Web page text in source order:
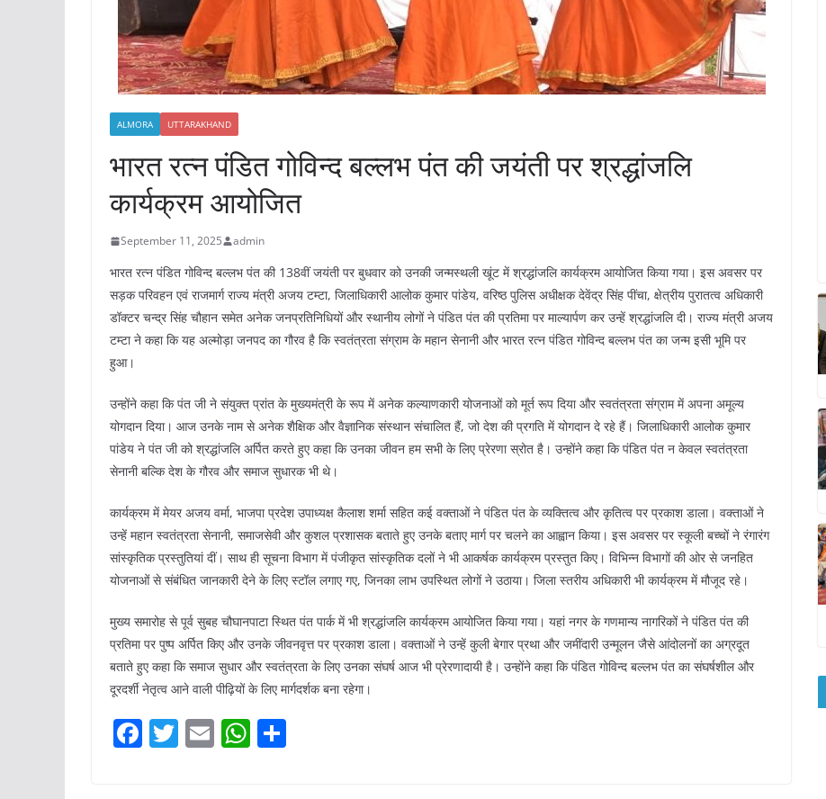
ALMORA UTTARAKHAND
भारत रत्न पंडित गोविन्द बल्लभ पंत की जयंती पर श्रद्धांजलि
कार्यक्रम आयोजित
September 11, 2025 admin
भारत रत्न पंडित गोविन्द बल्लभ पंत की 138वीं जयंती पर बुधवार को उनकी जन्मस्थली खूंट में श्रद्धांजलि कार्यक्रम आयोजित किया गया। इस अवसर पर
सड़क परिवहन एवं राजमार्ग राज्य मंत्री अजय टम्टा, जिलाधिकारी आलोक कुमार पांडेय, वरिष्ठ पुलिस अधीक्षक देवेंद्र सिंह पींचा, क्षेत्रीय पुरातत्व अधिकारी
डॉक्टर चन्द्र सिंह चौहान समेत अनेक जनप्रतिनिधियों और स्थानीय लोगों ने पंडित पंत की प्रतिमा पर माल्यार्पण कर उन्हें श्रद्धांजलि दी। राज्य मंत्री अजय
टम्टा ने कहा कि यह अल्मोड़ा जनपद का गौरव है कि स्वतंत्रता संग्राम के महान सेनानी और भारत रत्न पंडित गोविन्द बल्लभ पंत का जन्म इसी भूमि पर
हुआ।
उन्होंने कहा कि पंत जी ने संयुक्त प्रांत के मुख्यमंत्री के रूप में अनेक कल्याणकारी योजनाओं को मूर्त रूप दिया और स्वतंत्रता संग्राम में अपना अमूल्य
योगदान दिया। आज उनके नाम से अनेक शैक्षिक और वैज्ञानिक संस्थान संचालित हैं, जो देश की प्रगति में योगदान दे रहे हैं। जिलाधिकारी आलोक कुमार
पांडेय ने पंत जी को श्रद्धांजलि अर्पित करते हुए कहा कि उनका जीवन हम सभी के लिए प्रेरणा स्रोत है। उन्होंने कहा कि पंडित पंत न केवल स्वतंत्रता
सेनानी बल्कि देश के गौरव और समाज सुधारक भी थे।
कार्यक्रम में मेयर अजय वर्मा, भाजपा प्रदेश उपाध्यक्ष कैलाश शर्मा सहित कई वक्ताओं ने पंडित पंत के व्यक्तित्व और कृतित्व पर प्रकाश डाला। वक्ताओं ने
उन्हें महान स्वतंत्रता सेनानी, समाजसेवी और कुशल प्रशासक बताते हुए उनके बताए मार्ग पर चलने का आह्वान किया। इस अवसर पर स्कूली बच्चों ने रंगारंग
सांस्कृतिक प्रस्तुतियां दीं। साथ ही सूचना विभाग में पंजीकृत सांस्कृतिक दलों ने भी आकर्षक कार्यक्रम प्रस्तुत किए। विभिन्न विभागों की ओर से जनहित
योजनाओं से संबंधित जानकारी देने के लिए स्टॉल लगाए गए, जिनका लाभ उपस्थित लोगों ने उठाया। जिला स्तरीय अधिकारी भी कार्यक्रम में मौजूद रहे।
मुख्य समारोह से पूर्व सुबह चौघानपाटा स्थित पंत पार्क में भी श्रद्धांजलि कार्यक्रम आयोजित किया गया। यहां नगर के गणमान्य नागरिकों ने पंडित पंत की
प्रतिमा पर पुष्प अर्पित किए और उनके जीवनवृत्त पर प्रकाश डाला। वक्ताओं ने उन्हें कुली बेगार प्रथा और जमींदारी उन्मूलन जैसे आंदोलनों का अग्रदूत
बताते हुए कहा कि समाज सुधार और स्वतंत्रता के लिए उनका संघर्ष आज भी प्रेरणादायी है। उन्होंने कहा कि पंडित गोविन्द बल्लभ पंत का संघर्षशील और
दूरदर्शी नेतृत्व आने वाली पीढ़ियों के लिए मार्गदर्शक बना रहेगा।
F T E W